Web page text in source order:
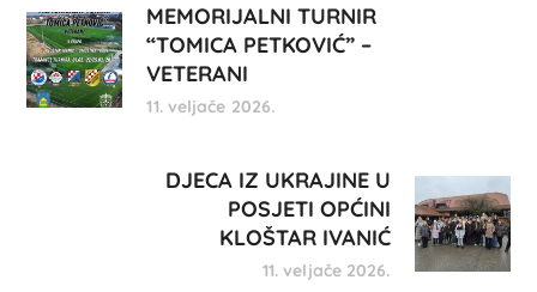
MEMORIJALNI TURNIR
“TOMICA PETKOVIĆ” –
VETERANI
11. veljače 2026.
DJECA IZ UKRAJINE U
POSJETI OPĆINI
KLOŠTAR IVANIĆ
11. veljače 2026.